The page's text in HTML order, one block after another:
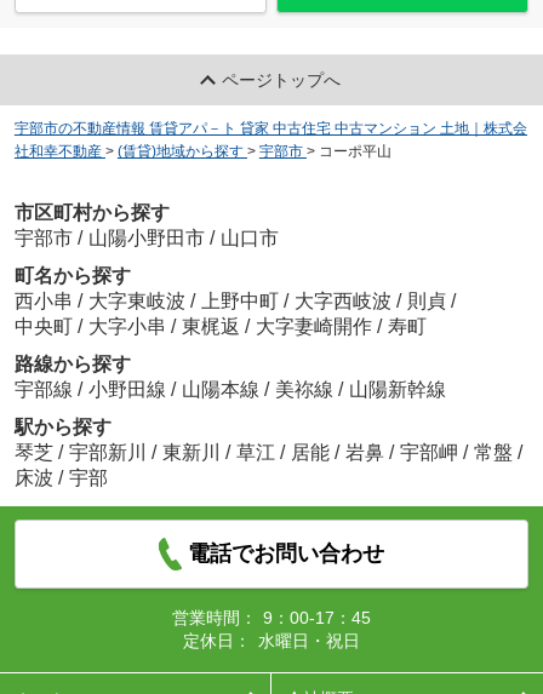
ページトップへ
宇部市の不動産情報 賃貸アパ－ト 貸家 中古住宅 中古マンション 土地｜株式会
社和幸不動産 > (賃貸)地域から探す > 宇部市 > コーポ平山
市区町村から探す
宇部市 / 山陽小野田市 / 山口市
町名から探す
西小串 / 大字東岐波 / 上野中町 / 大字西岐波 / 則貞 /
中央町 / 大字小串 / 東梶返 / 大字妻崎開作 / 寿町
路線から探す
宇部線 / 小野田線 / 山陽本線 / 美祢線 / 山陽新幹線
駅から探す
琴芝 / 宇部新川 / 東新川 / 草江 / 居能 / 岩鼻 / 宇部岬 / 常盤 /
床波 / 宇部
電話でお問い合わせ
営業時間：
9：00-17：45
定休日：
水曜日・祝日